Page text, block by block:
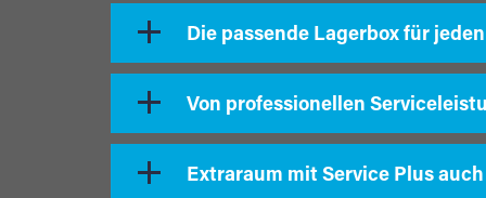
Die passende Lagerbox für
Von professionellen
Extraraum mit Service Plus